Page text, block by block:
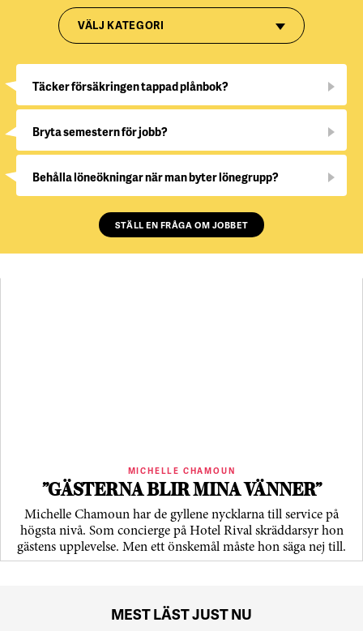
VÄLJ KATEGORI
Täcker försäkringen tappad plånbok?
Bryta semestern för jobb?
Behålla löneökningar när man byter lönegrupp?
STÄLL EN FRÅGA OM JOBBET
MICHELLE CHAMOUN
”GÄSTERNA BLIR MINA VÄNNER”
Michelle Chamoun har de gyllene nycklarna till service på
högsta nivå. Som concierge på Hotel Rival skräddarsyr hon
gästens upp­levelse. Men ett önskemål måste hon säga nej till.
MEST LÄST JUST NU